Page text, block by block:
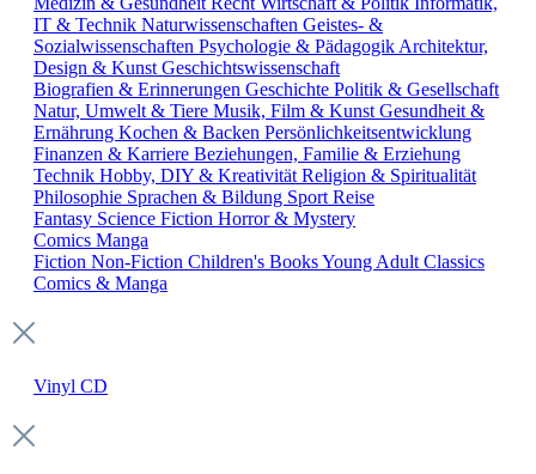
IT & Technik Naturwissenschaften Geistes- &
Sozialwissenschaften Psychologie & Pädagogik Architektur,
Design & Kunst Geschichtswissenschaft
Biografien & Erinnerungen Geschichte Politik & Gesellschaft
Natur, Umwelt & Tiere Musik, Film & Kunst Gesundheit &
Ernährung Kochen & Backen Persönlichkeitsentwicklung
Finanzen & Karriere Beziehungen, Familie & Erziehung
Technik Hobby, DIY & Kreativität Religion & Spiritualität
Philosophie Sprachen & Bildung Sport Reise
Fantasy Science Fiction Horror & Mystery
Comics Manga
Fiction Non-Fiction Children's BooksYoung Adult Classics
Comics & Manga
Vinyl CD